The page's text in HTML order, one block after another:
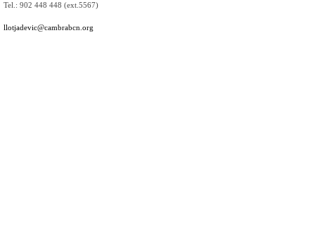
Tel.: 902 448 448 (ext.5567)
llotjadevic@cambrabcn.org